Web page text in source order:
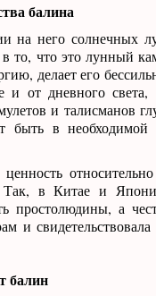
балина
на него солнечных
то, что это лунный
делает его
и от дневного
и талисманов
быть в необходимой
в Китае и
простолюдины, а
и
балин